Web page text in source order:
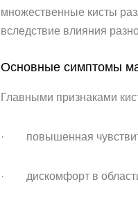
множественные кисты
вследствие влияния
Основные симптомы
Главными признаками
· повышенная
· дискомфорт в